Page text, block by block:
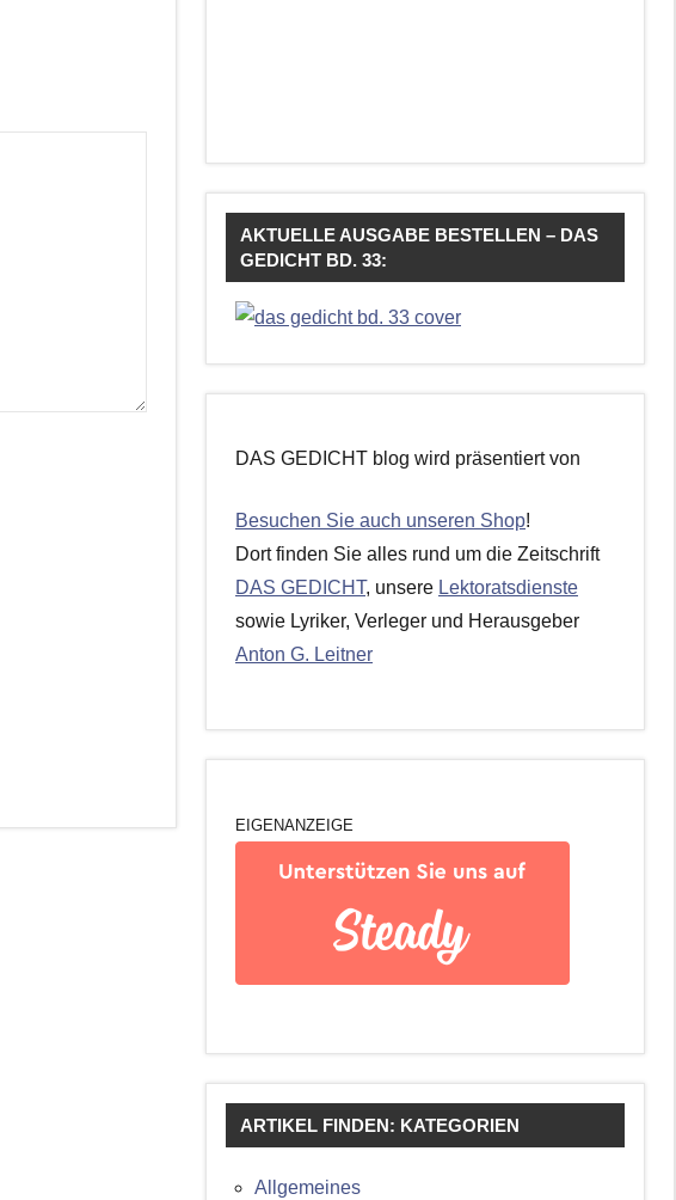
AKTUELLE AUSGABE BESTELLEN – DAS
GEDICHT BD. 33:
DAS GEDICHT blog wird präsentiert von
Besuchen Sie auch unseren Shop!
Dort finden Sie alles rund um die Zeitschrift
DAS GEDICHT, unsere Lektoratsdienste
sowie Lyriker, Verleger und Herausgeber
Anton G. Leitner
EIGENANZEIGE
ARTIKEL FINDEN: KATEGORIEN
Allgemeines